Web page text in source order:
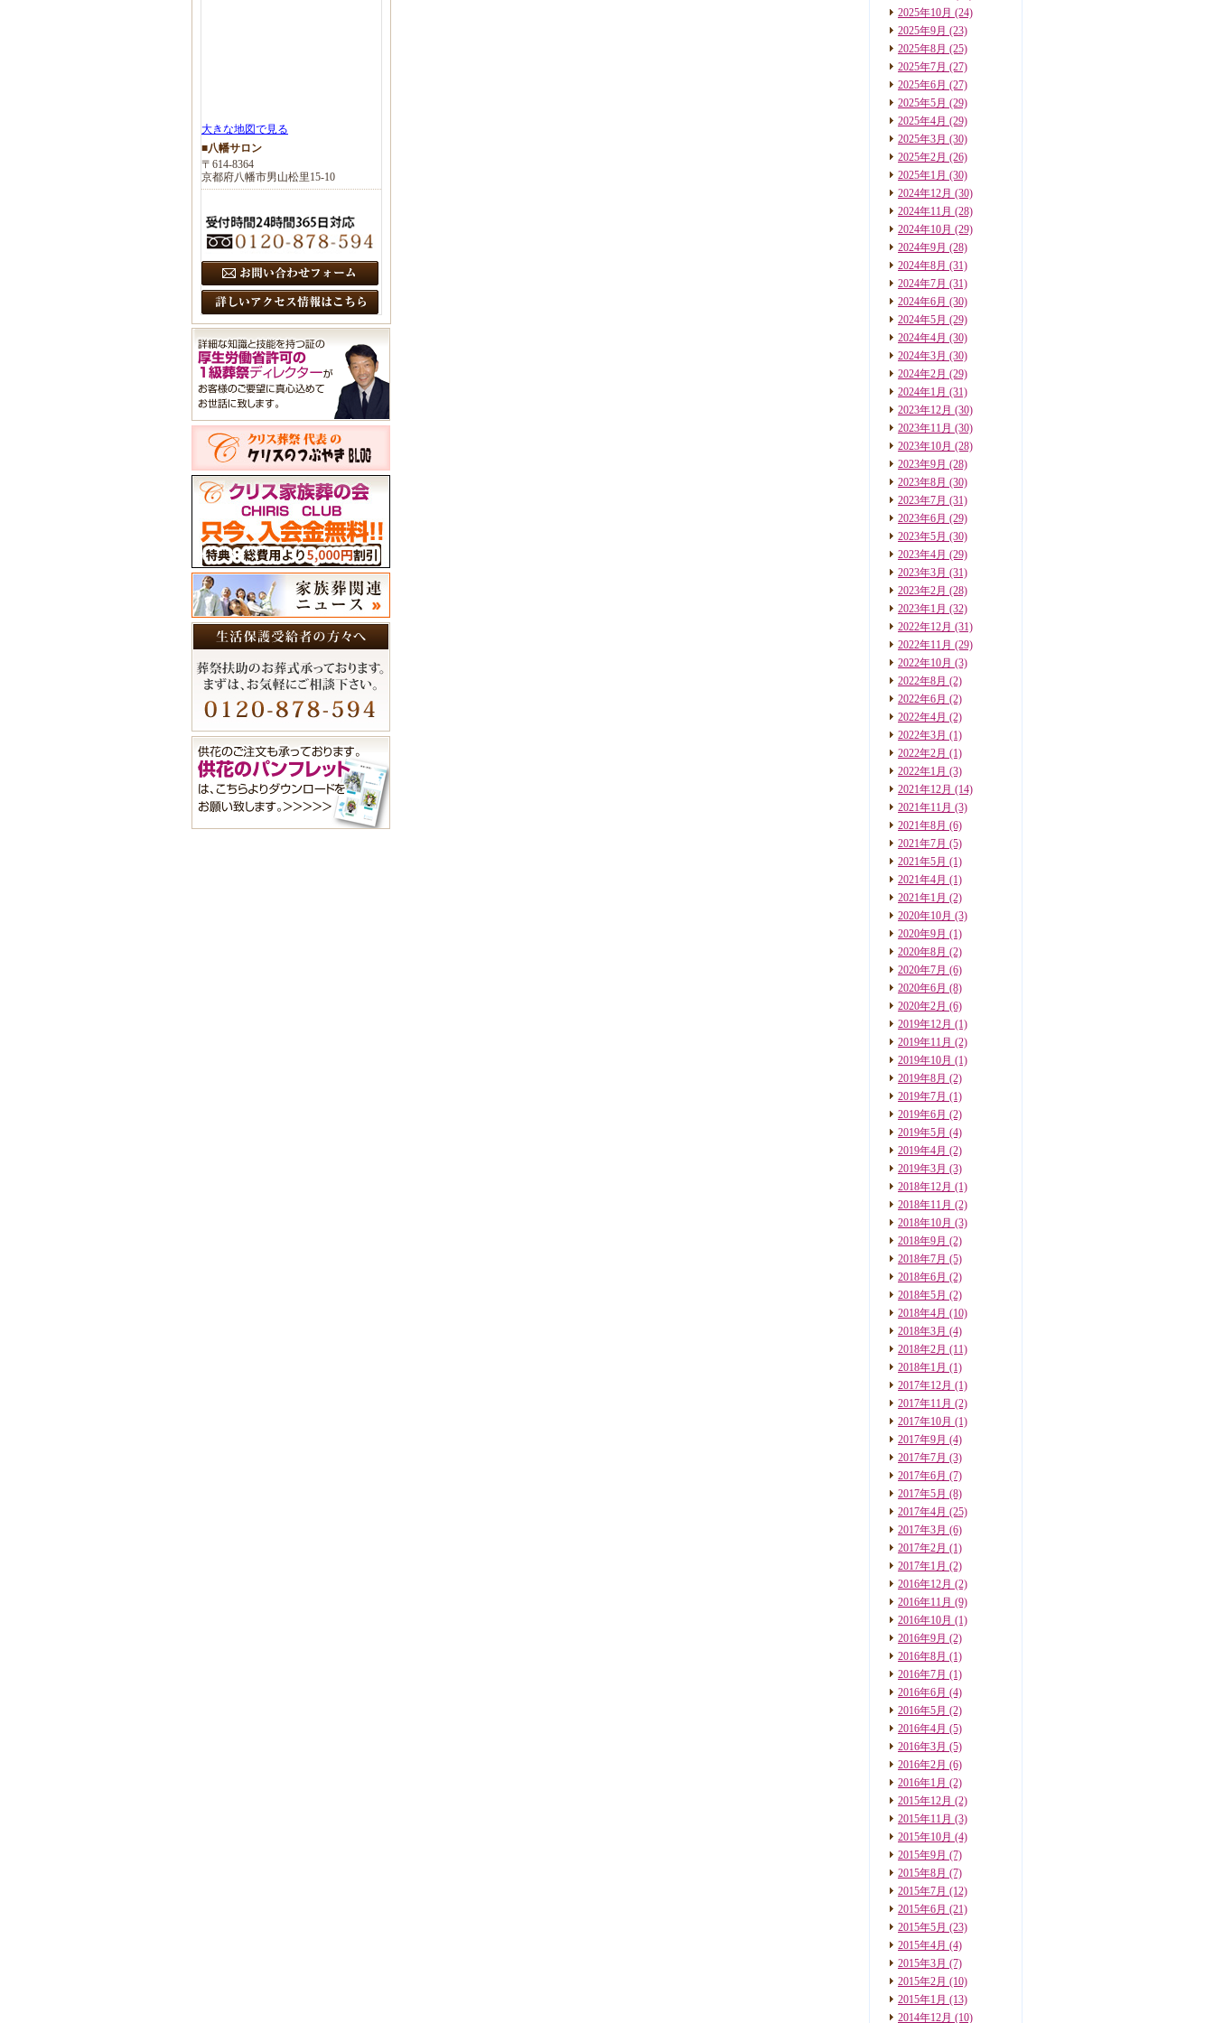
2025年10月 (24)
2025年9月 (23)
2025年8月 (25)
2025年7月 (27)
2025年6月 (27)
2025年5月 (29)
2025年4月 (29)
2025年3月 (30)
2025年2月 (26)
2025年1月 (30)
2024年12月 (30)
2024年11月 (28)
2024年10月 (29)
2024年9月 (28)
2024年8月 (31)
2024年7月 (31)
2024年6月 (30)
2024年5月 (29)
2024年4月 (30)
2024年3月 (30)
2024年2月 (29)
2024年1月 (31)
2023年12月 (30)
2023年11月 (30)
2023年10月 (28)
2023年9月 (28)
2023年8月 (30)
2023年7月 (31)
2023年6月 (29)
2023年5月 (30)
2023年4月 (29)
2023年3月 (31)
2023年2月 (28)
2023年1月 (32)
2022年12月 (31)
2022年11月 (29)
2022年10月 (3)
2022年8月 (2)
2022年6月 (2)
2022年4月 (2)
2022年3月 (1)
2022年2月 (1)
2022年1月 (3)
2021年12月 (14)
2021年11月 (3)
2021年8月 (6)
2021年7月 (5)
2021年5月 (1)
2021年4月 (1)
2021年1月 (2)
2020年10月 (3)
2020年9月 (1)
2020年8月 (2)
2020年7月 (6)
2020年6月 (8)
2020年2月 (6)
2019年12月 (1)
2019年11月 (2)
2019年10月 (1)
2019年8月 (2)
2019年7月 (1)
2019年6月 (2)
2019年5月 (4)
2019年4月 (2)
2019年3月 (3)
2018年12月 (1)
2018年11月 (2)
2018年10月 (3)
2018年9月 (2)
2018年7月 (5)
2018年6月 (2)
2018年5月 (2)
2018年4月 (10)
2018年3月 (4)
2018年2月 (11)
2018年1月 (1)
2017年12月 (1)
2017年11月 (2)
2017年10月 (1)
2017年9月 (4)
2017年7月 (3)
2017年6月 (7)
2017年5月 (8)
2017年4月 (25)
2017年3月 (6)
2017年2月 (1)
2017年1月 (2)
2016年12月 (2)
2016年11月 (9)
2016年10月 (1)
2016年9月 (2)
2016年8月 (1)
2016年7月 (1)
2016年6月 (4)
2016年5月 (2)
2016年4月 (5)
2016年3月 (5)
2016年2月 (6)
2016年1月 (2)
2015年12月 (2)
2015年11月 (3)
2015年10月 (4)
2015年9月 (7)
2015年8月 (7)
2015年7月 (12)
2015年6月 (21)
2015年5月 (23)
2015年4月 (4)
2015年3月 (7)
2015年2月 (10)
2015年1月 (13)
2014年12月 (10)
大きな地図で見る
■八幡サロン
〒614-8364
京都府八幡市男山松里15-10